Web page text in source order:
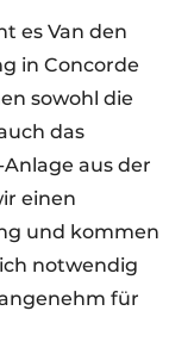
es Van den
in Concorde
sowohl die
das
aus der
einen
und kommen
notwendig
für